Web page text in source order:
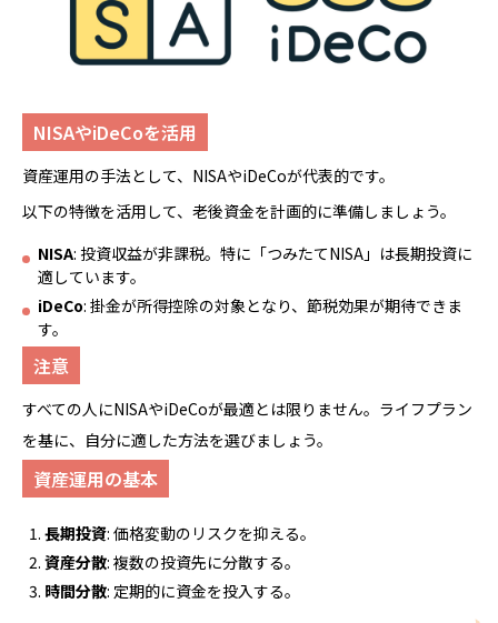
NISAやiDeCoを活用
資産運用の手法として、NISAやiDeCoが代表的です。
以下の特徴を活用して、老後資金を計画的に準備しましょう。
NISA: 投資収益が非課税。特に「つみたてNISA」は長期投資に
適しています。
iDeCo: 掛金が所得控除の対象となり、節税効果が期待できま
す。
注意
すべての人にNISAやiDeCoが最適とは限りません。ライフプラン
を基に、自分に適した方法を選びましょう。
資産運用の基本
長期投資: 価格変動のリスクを抑える。
資産分散: 複数の投資先に分散する。
時間分散: 定期的に資金を投入する。